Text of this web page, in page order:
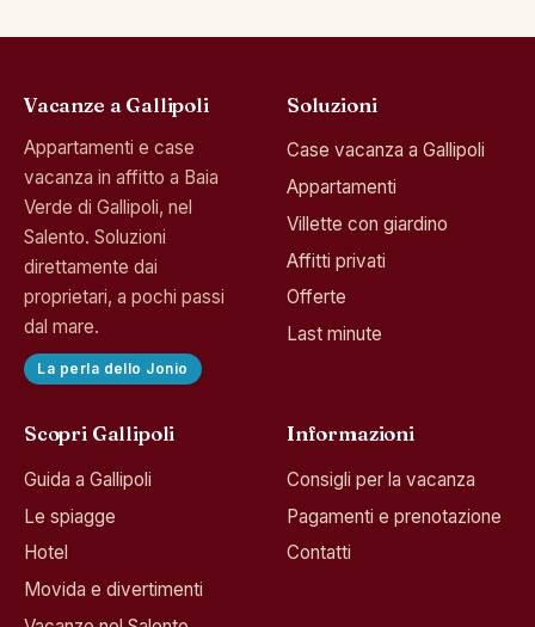
Vacanze a Gallipoli
Appartamenti e case
vacanza in affitto a Baia
Verde di Gallipoli, nel
Salento. Soluzioni
direttamente dai
proprietari, a pochi passi
dal mare.
La perla dello Jonio
Soluzioni
Case vacanza a Gallipoli
Appartamenti
Villette con giardino
Affitti privati
Offerte
Last minute
Scopri Gallipoli
Guida a Gallipoli
Le spiagge
Hotel
Movida e divertimenti
Informazioni
Consigli per la vacanza
Pagamenti e prenotazione
Contatti